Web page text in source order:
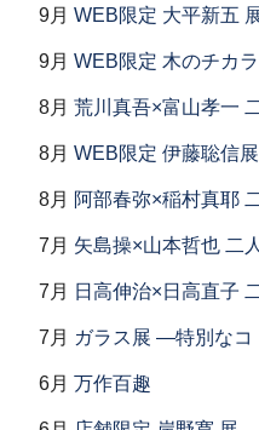
9月 WEB限定 大平新五
9月 WEB限定 木のチカ
8月 荒川真吾×富山孝一
8月 WEB限定 伊藤聡信展
8月 阿部春弥×稲村真耶
7月 矢島操×山本哲也 二
7月 日高伸治×日高直子
7月 ガラス展 ―特別な
6月 万作百趣